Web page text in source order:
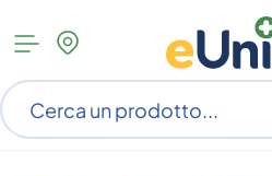
Apri
menu
categorie